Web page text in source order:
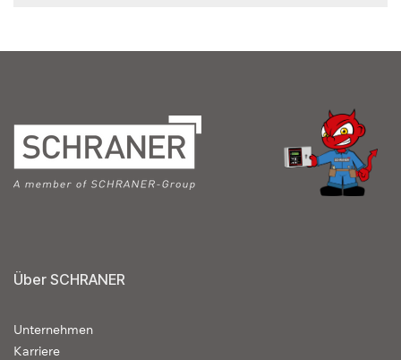
Über SCHRANER
Unternehmen
Karriere